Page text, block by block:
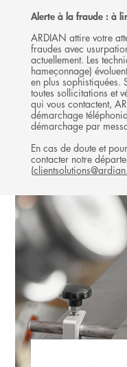
Alerte à la fraude : à
ARDIAN attire votre
fraudes avec
actuellement. Les
hameçonnage)
en plus sophistiquées.
toutes sollicitations et
qui vous contactent,
démarchage
démarchage par
En cas de doute et
contacter notre
(
Follow
Ardian
on
X
Follow
Ardian
on
LinkedIn
Follow
Ardian
on
YouTube
Ardian
on
Jobs
on
LinkedIn